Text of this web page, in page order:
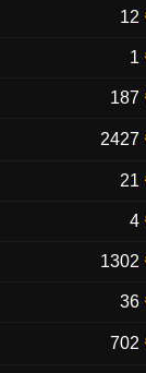
12
1
187
2427
21
4
1302
36
702